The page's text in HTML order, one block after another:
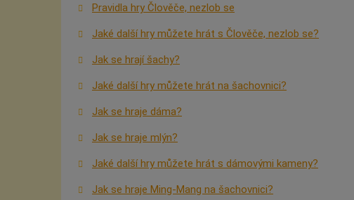
Pravidla hry Člověče, nezlob se
Jaké další hry můžete hrát s Člověče, nezlob se?
Jak se hrají šachy?
Jaké další hry můžete hrát na šachovnici?
Jak se hraje dáma?
Jak se hraje mlýn?
Jaké další hry můžete hrát s dámovými kameny?
Jak se hraje Ming-Mang na šachovnici?